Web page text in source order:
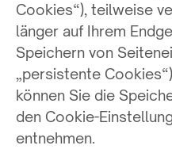
Cookies“), teilweise
länger auf Ihrem
Speichern von
„persistente
können Sie die
den Cookie-
entnehmen.